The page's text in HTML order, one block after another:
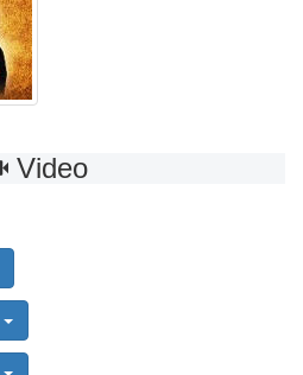
Video